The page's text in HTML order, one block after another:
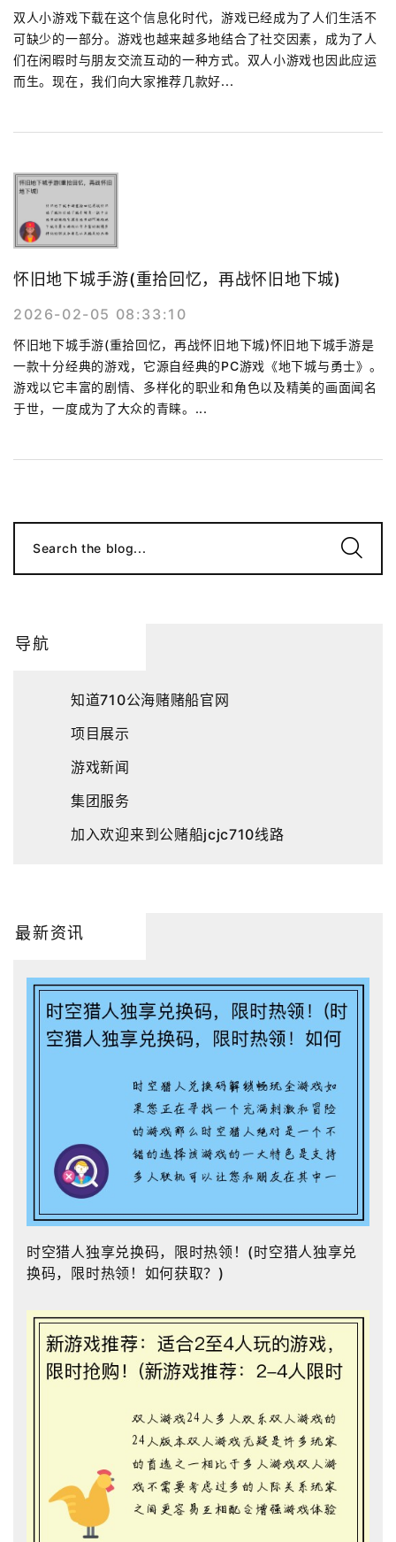
双人小游戏下载在这个信息化时代，游戏已经成为了人们生活不
可缺少的一部分。游戏也越来越多地结合了社交因素，成为了人
们在闲暇时与朋友交流互动的一种方式。双人小游戏也因此应运
而生。现在，我们向大家推荐几款好...
怀旧地下城手游(重拾回忆，再战怀旧地下城)
2026-02-05 08:33:10
怀旧地下城手游(重拾回忆，再战怀旧地下城)怀旧地下城手游是
一款十分经典的游戏，它源自经典的PC游戏《地下城与勇士》。
游戏以它丰富的剧情、多样化的职业和角色以及精美的画面闻名
于世，一度成为了大众的青睐。...
Search the blog...
导航
知道710公海赌赌船官网
项目展示
游戏新闻
集团服务
加入欢迎来到公赌船jcjc710线路
最新资讯
时空猎人独享兑换码，限时热领！(时空猎人独享兑
换码，限时热领！如何获取？)